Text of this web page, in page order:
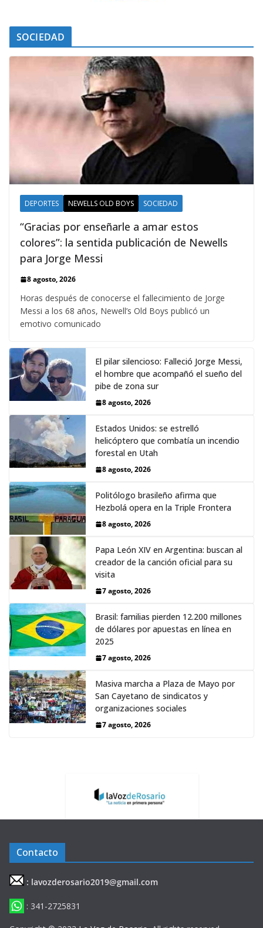
SOCIEDAD
DEPORTES NEWELLS OLD BOYS SOCIEDAD
“Gracias por enseñarle a amar estos
colores”: la sentida publicación de Newells
para Jorge Messi
8 agosto, 2026
Horas después de conocerse el fallecimiento de Jorge
Messi a los 68 años, Newell’s Old Boys publicó un
emotivo comunicado
El pilar silencioso: Falleció Jorge Messi,
el hombre que acompañó el sueño del
pibe de zona sur
8 agosto, 2026
Estados Unidos: se estrelló
helicóptero que combatía un incendio
forestal en Utah
8 agosto, 2026
Politólogo brasileño afirma que
Hezbolá opera en la Triple Frontera
8 agosto, 2026
Papa León XIV en Argentina: buscan al
creador de la canción oficial para su
visita
7 agosto, 2026
Brasil: familias pierden 12.200 millones
de dólares por apuestas en línea en
2025
7 agosto, 2026
Masiva marcha a Plaza de Mayo por
San Cayetano de sindicatos y
organizaciones sociales
7 agosto, 2026
Contacto
: lavozderosario2019@gmail.com
: 341-2725831